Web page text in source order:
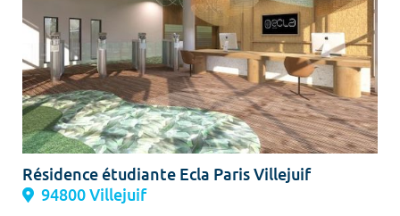
Résidence étudiante Ecla Paris Villejuif
94800 Villejuif